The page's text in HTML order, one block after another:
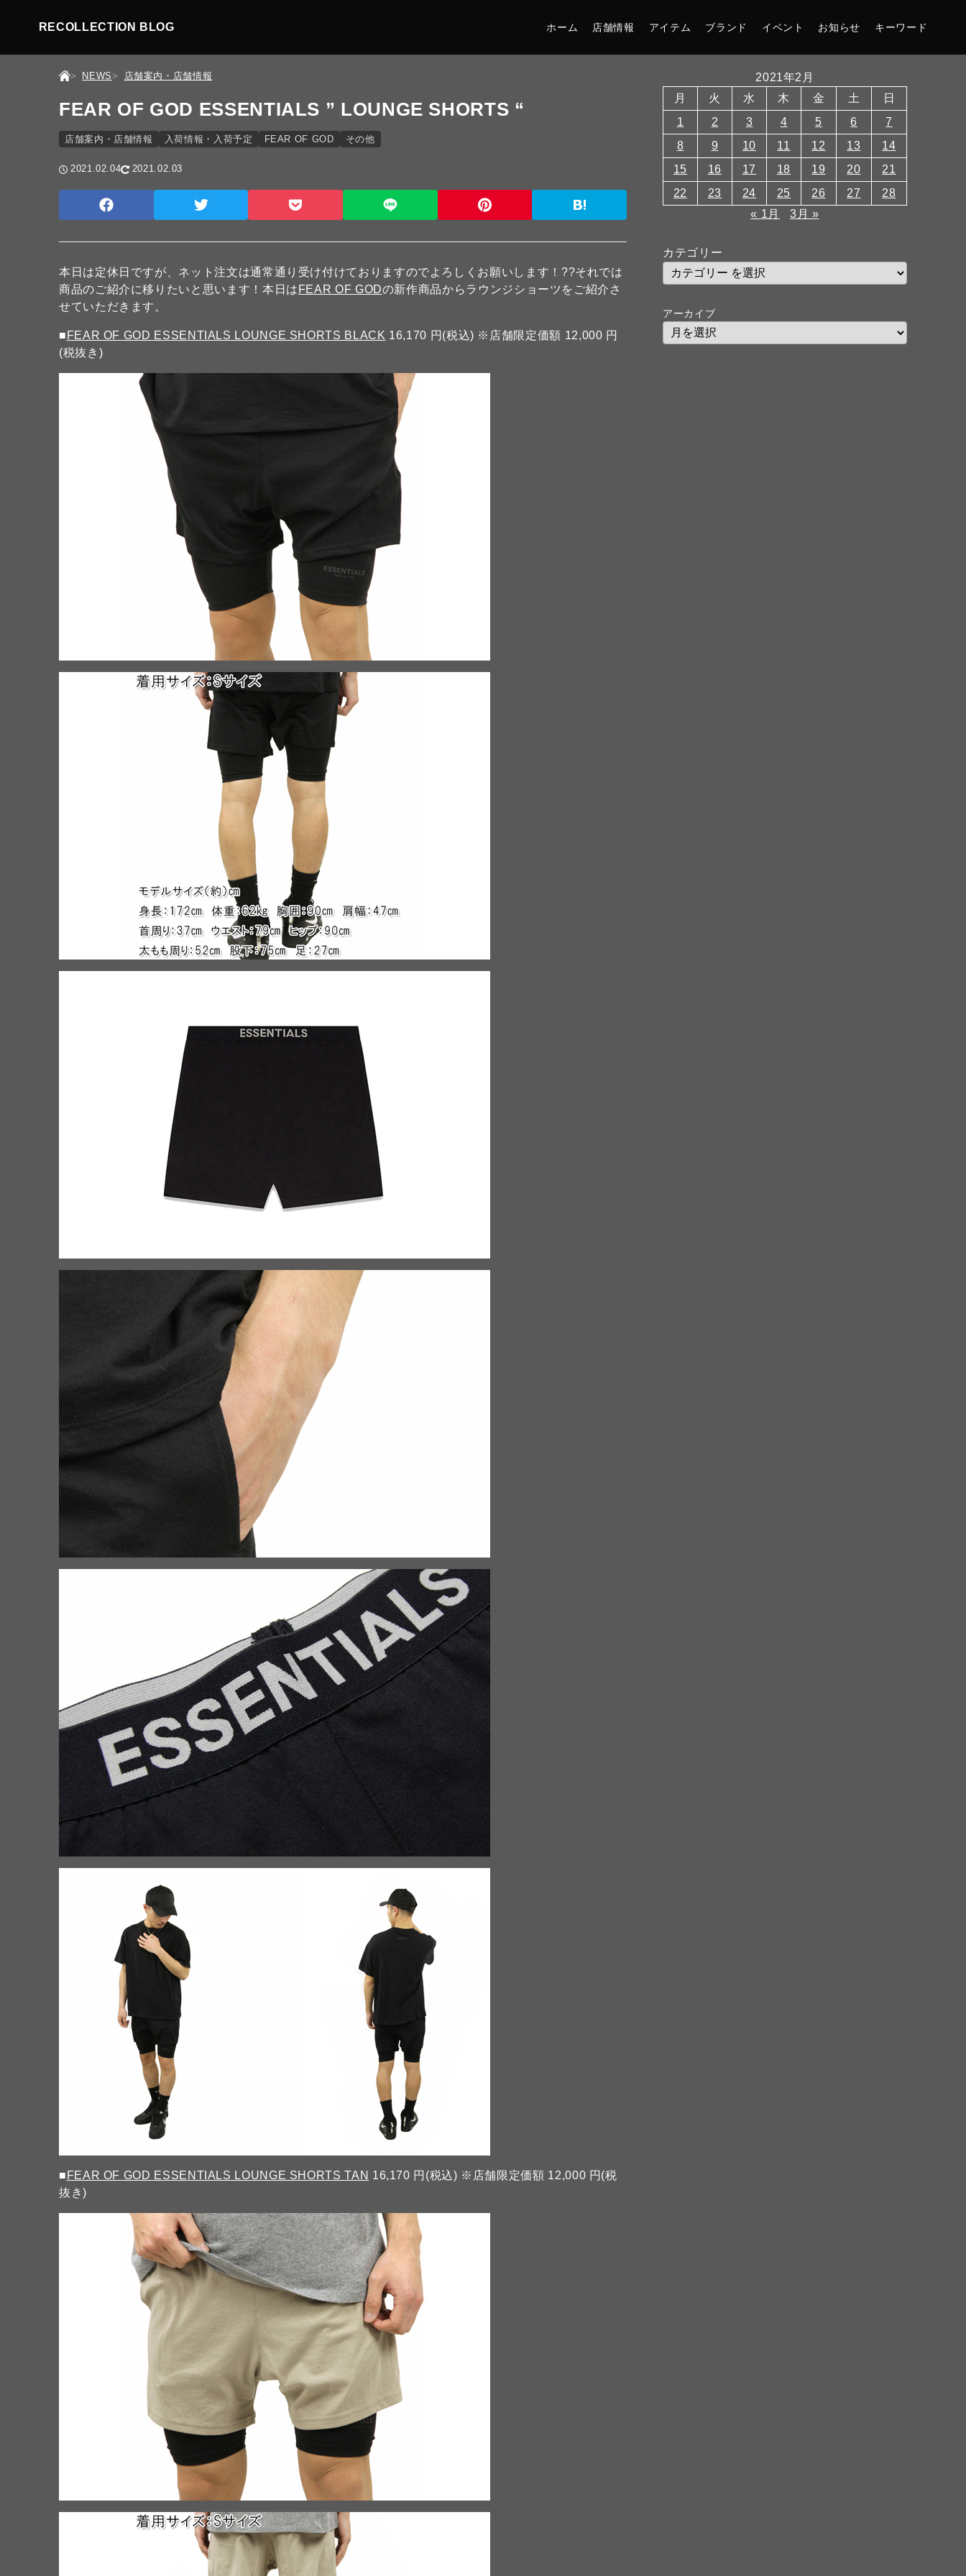
RECOLLECTION BLOG ホーム 店舗情報 アイテム ブランド イベント お知らせ キーワード
NEWS 店舗案内・店舗情報
FEAR OF GOD ESSENTIALS ” LOUNGE SHORTS “
店舗案内・店舗情報 入荷情報・入荷予定 FEAR OF GOD その他
2021.02.04 2021.02.03
本日は定休日ですが、ネット注文は通常通り受け付けておりますのでよろしくお願いします！??それでは
商品のご紹介に移りたいと思います！本日は FEAR OF GODの新作商品からラウンジショーツをご紹介さ
せていただきます。
■ FEAR OF GOD ESSENTIALS LOUNGE SHORTS BLACK 16,170 円(税込) ※店舗限定価額 12,000 円
(税抜き)
■ FEAR OF GOD ESSENTIALS LOUNGE SHORTS TAN 16,170 円(税込) ※店舗限定価額 12,000 円(税
抜き)
2021年2月
月
火 水 木 金 土
日
1
2 3 4 5 6
7
8
9 10 11 12 13
14
15
16 17 18 19 20
21
22
23 24 25 26 27
28
« 1月
3月 »
カテゴリー
アーカイブ